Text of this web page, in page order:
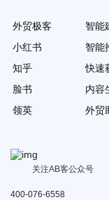
外贸极客
小红书
知乎
脸书
领英
智能
智能
快速
内容
外贸
关注AB客公众号
400-076-6558